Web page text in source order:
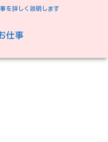
を詳しく説明します
仕事